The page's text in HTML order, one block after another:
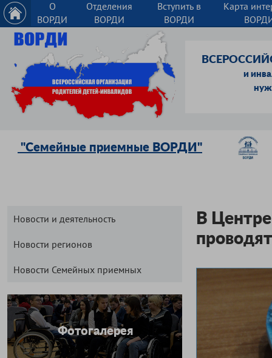
О
ВОРДИ
Отделения
ВОРДИ
Вступить в
ВОРДИ
Карта
и
"Семейные приемные ВОРДИ"
Фотогалерея
Новости и деятельность
Новости регионов
Новости Семейных приемных
В